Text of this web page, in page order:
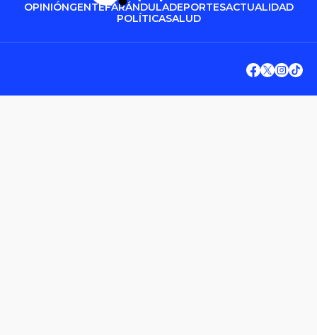
OPINIÓNGENTEFARÁNDULADEPORTESACTUALIDAD
POLÍTICASALUD